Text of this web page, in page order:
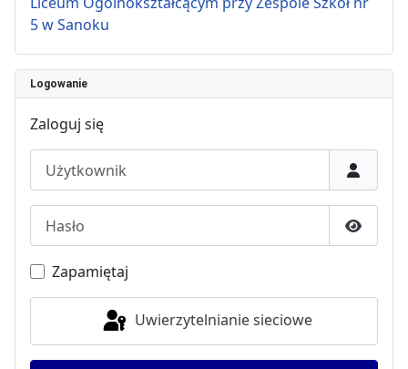
5 w Sanoku
Logowanie
Zaloguj się
Pokaż
Zapamiętaj
Uwierzytelnianie sieciowe